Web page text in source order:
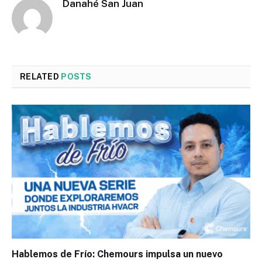
Danahé San Juan
RELATED POSTS
Hablemos de Frío: Chemours impulsa un nuevo